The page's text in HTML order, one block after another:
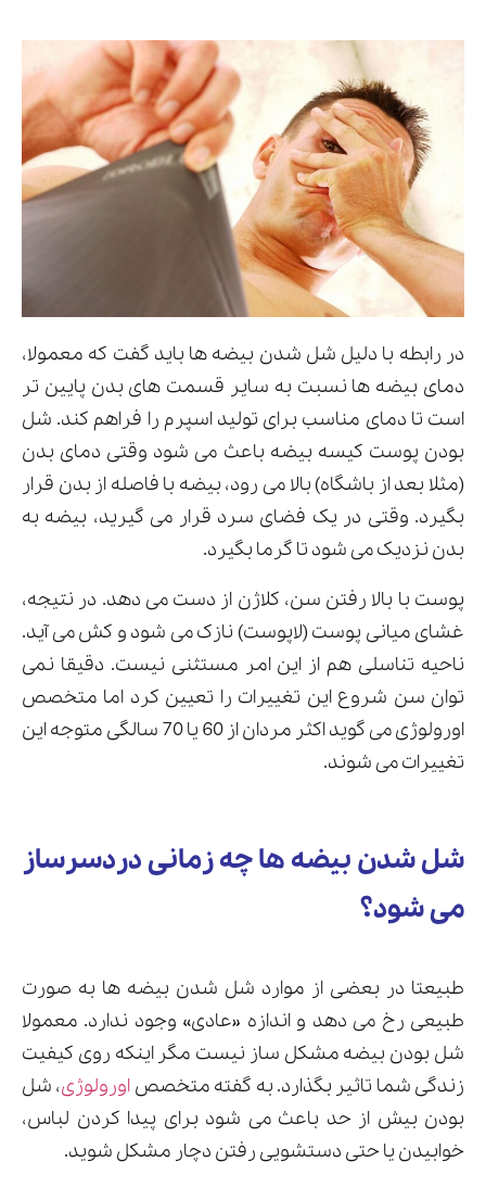
در رابطه با دلیل شل شدن بیضه ها باید گفت که معمولا،
دمای بیضه ها نسبت به سایر قسمت های بدن پایین تر
است تا دمای مناسب برای تولید اسپرم را فراهم کند. شل
بودن پوست کیسه بیضه باعث می شود وقتی دمای بدن
(مثلا بعد از باشگاه) بالا می رود، بیضه با فاصله از بدن قرار
بگیرد. وقتی در یک فضای سرد قرار می گیرید، بیضه به
بدن نزدیک می شود تا گرما بگیرد.
پوست با بالا رفتن سن، کلاژن از دست می دهد. در نتیجه،
غشای میانی پوست (لاپوست) نازک می شود و کش می آید.
ناحیه تناسلی هم از این امر مستثنی نیست. دقیقا نمی
توان سن شروع این تغییرات را تعیین کرد اما متخصص
اورولوژی می گوید اکثر مردان از 60 یا 70 سالگی متوجه این
تغییرات می شوند.
شل شدن بیضه ها چه زمانی دردسرساز
می شود؟
طبیعتا در بعضی از موارد شل شدن بیضه ها به صورت
طبیعی رخ می دهد و اندازه «عادی» وجود ندارد. معمولا
شل بودن بیضه مشکل ساز نیست مگر اینکه روی کیفیت
زندگی شما تاثیر بگذارد. به گفته متخصص اورولوژی، شل
بودن بیش از حد باعث می شود برای پیدا کردن لباس،
خوابیدن یا حتی دستشویی رفتن دچار مشکل شوید.